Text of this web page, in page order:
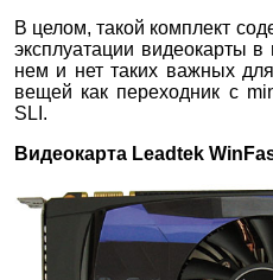
В целом, такой комплект
эксплуатации видеокарты
нем и нет таких важных
вещей как переходник с
SLI.
Видеокарта Leadtek